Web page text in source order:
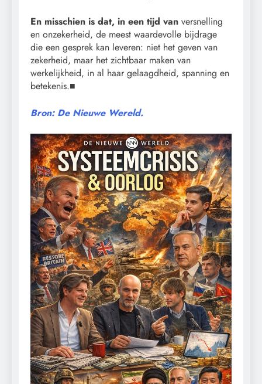
En misschien is dat, in een tijd van versnelling
en onzekerheid, de meest waardevolle bijdrage
die een gesprek kan leveren: niet het geven van
zekerheid, maar het zichtbaar maken van
werkelijkheid, in al haar gelaagdheid, spanning en
betekenis.■
Bron: De Nieuwe Wereld.